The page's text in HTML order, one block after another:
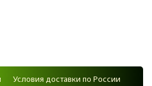
Условия доставки по России